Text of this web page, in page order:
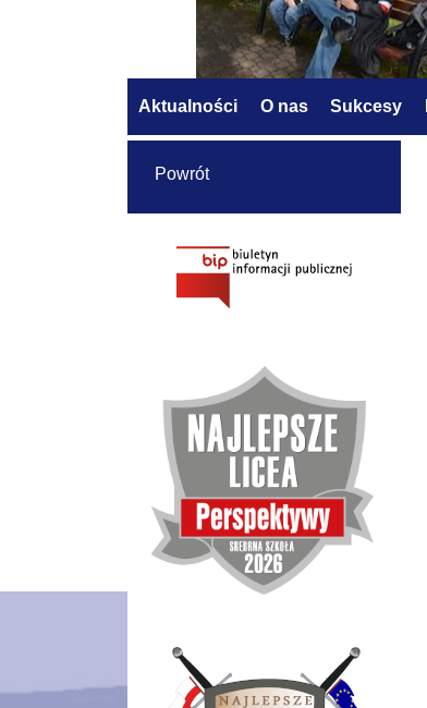
Aktualności O nas Sukcesy
Powrót